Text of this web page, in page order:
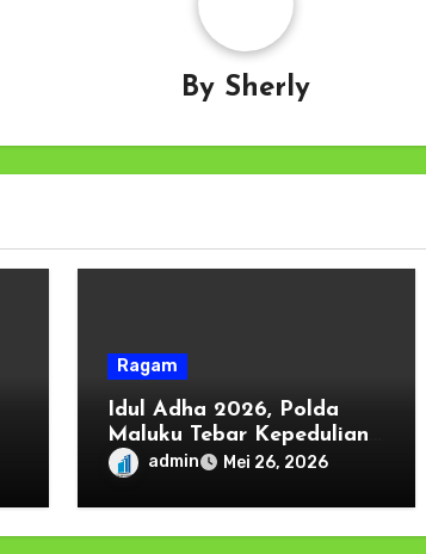
By Sherly
Ragam
Idul Adha 2026, Polda
Maluku Tebar Kepedulian
untuk Umat Lewat 37 Sapi
Kurban
admin Mei 26, 2026